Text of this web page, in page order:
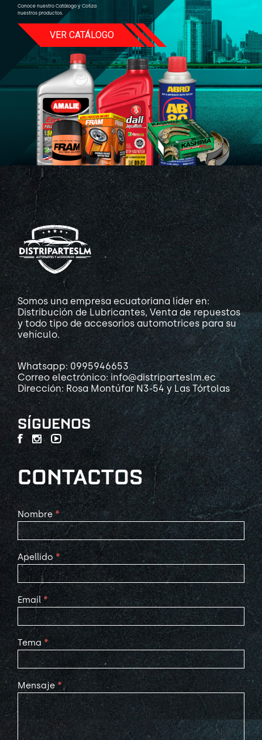
Conoce nuestro Catálogo y Cotiza
nuestros productos.
VER CATÁLOGO
Somos una empresa ecuatoriana líder en:
Distribución de Lubricantes, Venta de repuestos
y todo tipo de accesorios automotrices para su
vehículo.
Whatsapp: 0995946653
Correo electrónico: info@distriparteslm.ec
Dirección: Rosa Montúfar N3-54 y Las Tórtolas
SÍGUENOS
CONTACTOS
Contact
Us
Nombre *
Apellido *
Email *
Tema *
Mensaje *